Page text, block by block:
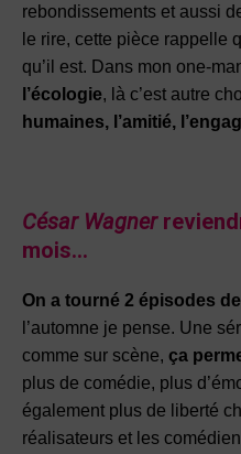
rebondissements et aussi
le rire, cette pièce rappelle
qu’il est. Dans mon one-
l’écologie, là c’est autre
humaines, l’amitié,
César Wagner
mois…
On a tourné 2 épisodes
l’automne je pense. Une
comme sur scène, ça
plus de comédie, plus
également plus de liberté
réalisateurs et les